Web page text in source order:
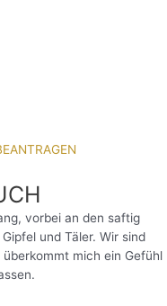
vorbei an den saftig
und Täler. Wir sind
mich ein Gefühl